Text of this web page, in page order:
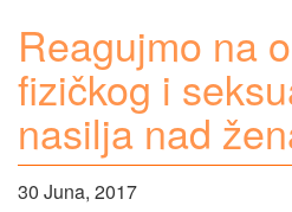
Reagujmo na
fizičkog i
nasilja nad
30 Juna, 2017